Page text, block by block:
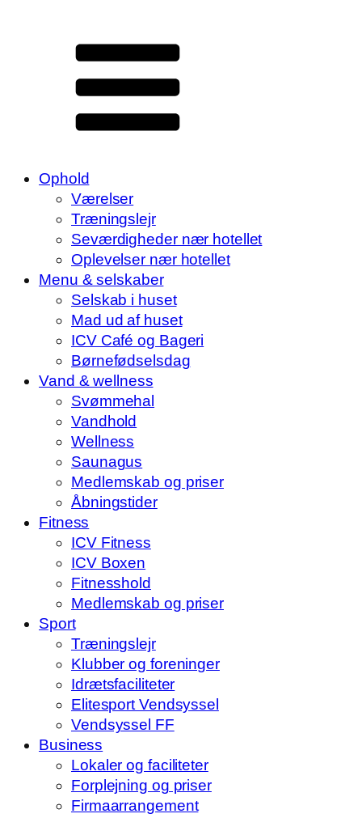
Ophold
Værelser
Træningslejr
Seværdigheder nær hotellet
Oplevelser nær hotellet
Menu & selskaber
Selskab i huset
Mad ud af huset
ICV Café og Bageri
Børnefødselsdag
Vand & wellness
Svømmehal
Vandhold
Wellness
Saunagus
Medlemskab og priser
Åbningstider
Fitness
ICV Fitness
ICV Boxen
Fitnesshold
Medlemskab og priser
Sport
Træningslejr
Klubber og foreninger
Idrætsfaciliteter
Elitesport Vendsyssel
Vendsyssel FF
Business
Lokaler og faciliteter
Forplejning og priser
Firmaarrangement